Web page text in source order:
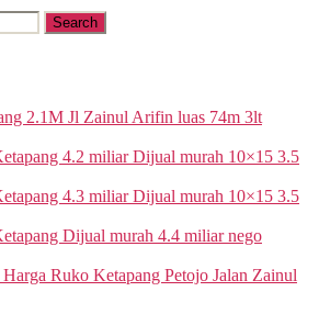
2.1M Jl Zainul Arifin luas 74m 3lt
4.2 miliar Dijual murah 10×15 3.5
4.3 miliar Dijual murah 10×15 3.5
Dijual murah 4.4 miliar nego
Ruko Ketapang Petojo Jalan Zainul